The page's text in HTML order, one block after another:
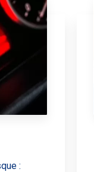
: